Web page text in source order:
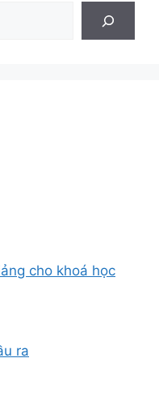
cho khoá học
ra